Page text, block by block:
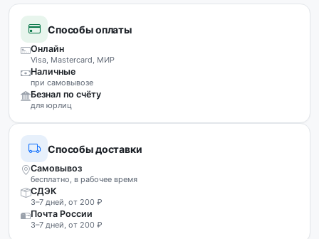
Способы оплаты
Онлайн
Visa, Mastercard, МИР
Наличные
при самовывозе
Безнал по счёту
для юрлиц
Способы доставки
Самовывоз
бесплатно, в рабочее время
СДЭК
3–7 дней, от 200 ₽
Почта России
3–7 дней, от 200 ₽